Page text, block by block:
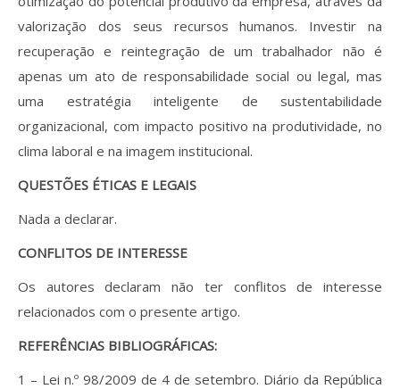
valorização dos seus recursos humanos. Investir na
recuperação e reintegração de um trabalhador não é
apenas um ato de responsabilidade social ou legal, mas
uma estratégia inteligente de sustentabilidade
organizacional, com impacto positivo na produtividade, no
clima laboral e na imagem institucional.
QUESTÕES ÉTICAS E LEGAIS
Nada a declarar.
CONFLITOS DE INTERESSE
Os autores declaram não ter conflitos de interesse
relacionados com o presente artigo.
REFERÊNCIAS BIBLIOGRÁFICAS:
1 – Lei n.º 98/2009 de 4 de setembro. Diário da República